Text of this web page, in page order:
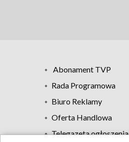
Abonament TVP
Rada Programowa
Biuro Reklamy
Oferta Handlowa
Telegazeta ogłoszenia